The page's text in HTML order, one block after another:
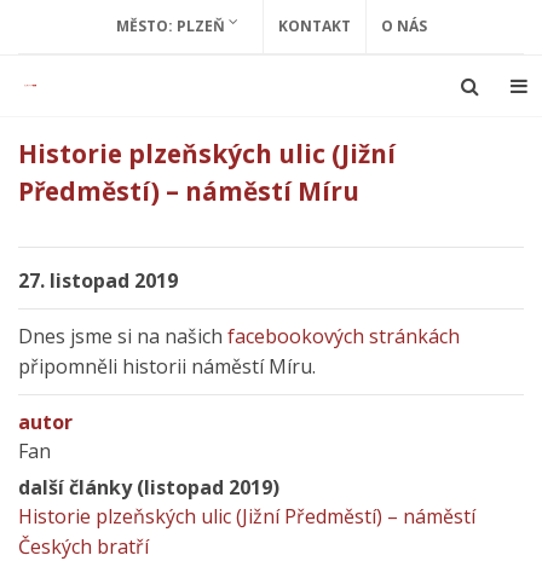
MĚSTO: PLZEŇ KONTAKT O NÁS
Historie plzeňských ulic (Jižní
Předměstí) – náměstí Míru
27. listopad 2019
Dnes jsme si na našich facebookových stránkách
připomněli historii náměstí Míru.
autor
Fan
další články (listopad 2019)
Historie plzeňských ulic (Jižní Předměstí) – náměstí
Českých bratří